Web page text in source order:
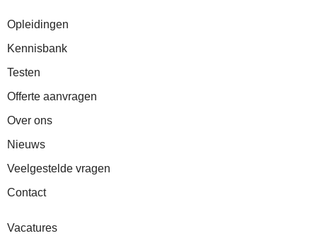
Opleidingen
Kennisbank
Testen
Offerte aanvragen
Over ons
Nieuws
Veelgestelde vragen
Contact
Vacatures